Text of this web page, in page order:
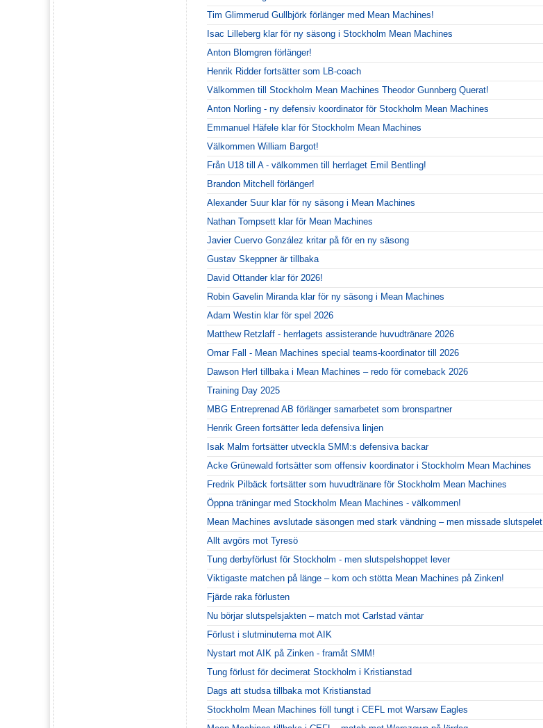
Tim Glimmerud Gullbjörk förlänger med Mean Machines!
Isac Lilleberg klar för ny säsong i Stockholm Mean Machines
Anton Blomgren förlänger!
Henrik Ridder fortsätter som LB-coach
Välkommen till Stockholm Mean Machines Theodor Gunnberg Querat!
Anton Norling - ny defensiv koordinator för Stockholm Mean Machines
Emmanuel Häfele klar för Stockholm Mean Machines
Välkommen William Bargot!
Från U18 till A - välkommen till herrlaget Emil Bentling!
Brandon Mitchell förlänger!
Alexander Suur klar för ny säsong i Mean Machines
Nathan Tompsett klar för Mean Machines
Javier Cuervo González kritar på för en ny säsong
Gustav Skeppner är tillbaka
David Ottander klar för 2026!
Robin Gavelin Miranda klar för ny säsong i Mean Machines
Adam Westin klar för spel 2026
Matthew Retzlaff - herrlagets assisterande huvudtränare 2026
Omar Fall - Mean Machines special teams-koordinator till 2026
Dawson Herl tillbaka i Mean Machines – redo för comeback 2026
Training Day 2025
MBG Entreprenad AB förlänger samarbetet som bronspartner
Henrik Green fortsätter leda defensiva linjen
Isak Malm fortsätter utveckla SMM:s defensiva backar
Acke Grünewald fortsätter som offensiv koordinator i Stockholm Mean Machines
Fredrik Pilbäck fortsätter som huvudtränare för Stockholm Mean Machines
Öppna träningar med Stockholm Mean Machines - välkommen!
Mean Machines avslutade säsongen med stark vändning – men missade slutspelet
Allt avgörs mot Tyresö
Tung derbyförlust för Stockholm - men slutspelshoppet lever
Viktigaste matchen på länge – kom och stötta Mean Machines på Zinken!
Fjärde raka förlusten
Nu börjar slutspelsjakten – match mot Carlstad väntar
Förlust i slutminuterna mot AIK
Nystart mot AIK på Zinken - framåt SMM!
Tung förlust för decimerat Stockholm i Kristianstad
Dags att studsa tillbaka mot Kristianstad
Stockholm Mean Machines föll tungt i CEFL mot Warsaw Eagles